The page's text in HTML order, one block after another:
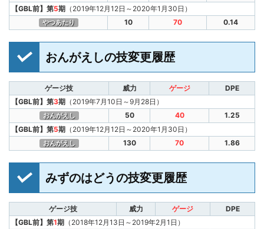
【GBL前】第5期 （2019年12月12日～2020年1月30日）
やつあたり 10 70 0.14
おんがえしの技変更履歴
ゲージ技 威力 ゲージ
DPE
【GBL前】第3期 （2019年7月10日～9月28日）
おんがえし 50 40
1.25
【GBL前】第5期 （2019年12月12日～2020年1月30日）
おんがえし 130 70 1.86
みずのはどうの技変更履歴
ゲージ技 威力 ゲージ
DPE
【GBL前】第1期 （2018年12月13日～2019年2月1日）